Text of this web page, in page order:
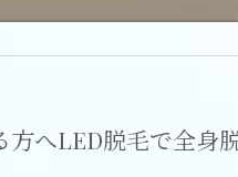
方へLED脱毛で全身